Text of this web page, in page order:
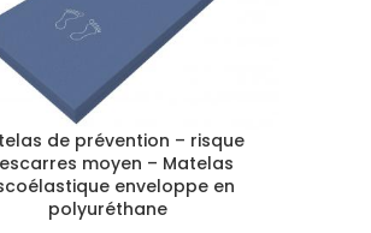
de prévention – risque
moyen – Matelas
enveloppe en
polyuréthane